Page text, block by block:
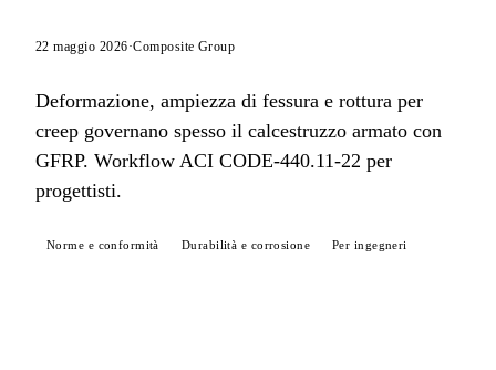
22 maggio 2026·Composite Group
Deformazione, ampiezza di fessura e rottura per
creep governano spesso il calcestruzzo armato con
GFRP. Workflow ACI CODE-440.11-22 per
progettisti.
Norme e conformità Durabilità e corrosione Per ingegneri